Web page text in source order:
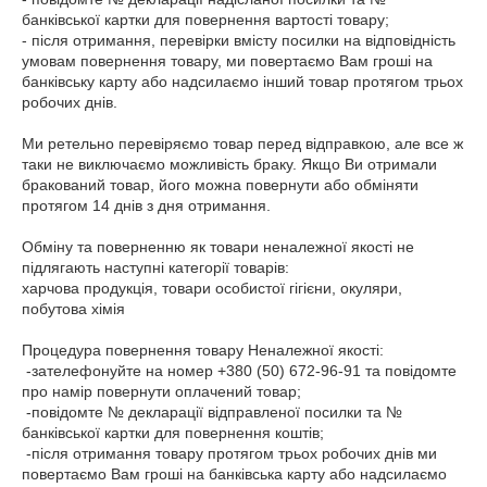
банківської картки для повернення вартості товару;
- після отримання, перевірки вмісту посилки на відповідність
умовам повернення товару, ми повертаємо Вам гроші на
банківську карту або надсилаємо інший товар протягом трьох
робочих днів.
Ми ретельно перевіряємо товар перед відправкою, але все ж
таки не виключаємо можливість браку. Якщо Ви отримали
бракований товар, його можна повернути або обміняти
протягом 14 днів з дня отримання.
Обміну та поверненню як товари неналежної якості не
підлягають наступні категорії товарів:
харчова продукція, товари особистої гігієни, окуляри,
побутова хімія
Процедура повернення товару Неналежної якості:
про намір повернути оплачений товар;
банківської картки для повернення коштів;
повертаємо Вам гроші на банківська карту або надсилаємо